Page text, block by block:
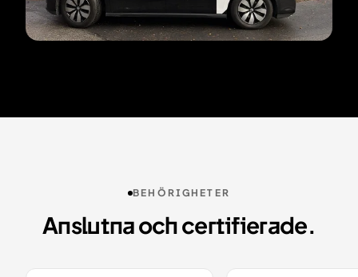
BEHÖRIGHETER
Anslutna och certifierade.